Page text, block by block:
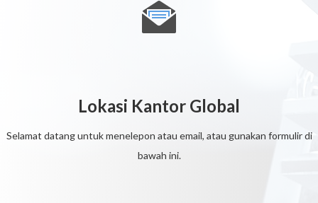
Lokasi Kantor Global
Selamat datang untuk menelepon atau email, atau gunakan formulir di
bawah ini.